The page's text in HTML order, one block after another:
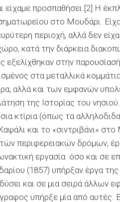
είχαμε προσπαθήσει.[2] Η
στο Μουδάρι.
περιοχή, αλλά δεν
κατά την διάρκεια
εξελίχθηκαν στην
στα μεταλλικά
αλλά και των εμφανών
της Ιστορίας του
κτίρια (όπως τα
και το «σιντριβάνι»
περιφερειακών δρόμων,
εργασία όσο και σε
(1857) υπήρξαν έργα
και σε μια σειρά άλλων
υπήρξε μία από αυτές.